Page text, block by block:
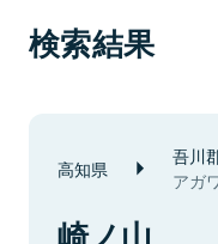
検索結果
高知県 吾川
アガ
崎ノ山